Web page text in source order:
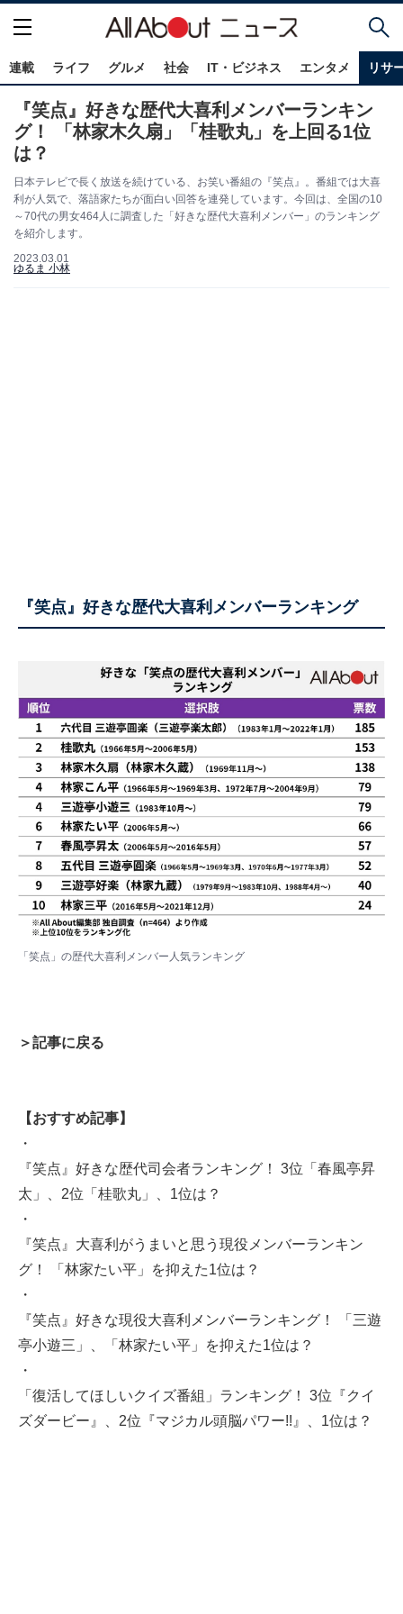
連載 ライフ グルメ 社会 IT・ビジネス エンタメ リサ
『笑点』好きな歴代大喜利メンバーランキン
グ！ 「林家木久扇」「桂歌丸」を上回る1位
は？
日本テレビで長く放送を続けている、お笑い番組の『笑点』。番組では大喜
利が人気で、落語家たちが面白い回答を連発しています。今回は、全国の10
～70代の男女464人に調査した「好きな歴代大喜利メンバー」のランキング
を紹介します。
2023.03.01
ゆるま 小林
『笑点』好きな歴代大喜利メンバーランキング
「笑点」の歴代大喜利メンバー人気ランキング
＞記事に戻る
【おすすめ記事】
・
『笑点』好きな歴代司会者ランキング！ 3位「春風亭昇
太」、2位「桂歌丸」、1位は？
・
『笑点』大喜利がうまいと思う現役メンバーランキン
グ！ 「林家たい平」を抑えた1位は？
・
『笑点』好きな現役大喜利メンバーランキング！ 「三遊
亭小遊三」、「林家たい平」を抑えた1位は？
・
「復活してほしいクイズ番組」ランキング！ 3位『クイ
ズダービー』、2位『マジカル頭脳パワー!!』、1位は？